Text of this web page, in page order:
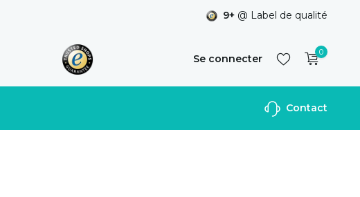
9+ @ Label de qualité
Se connecter
S'inscrire
0
Contact